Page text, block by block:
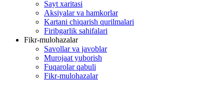
Sayt xaritasi
Aksiyalar va hamkorlar
Kartani chiqarish qurilmalari
Firibgarlik sahifalari
Fikr-mulohazalar
Savollar va javoblar
Murojaat yuborish
Fuqarolar qabuli
Fikr-mulohazalar